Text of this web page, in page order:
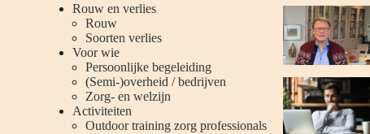
Rouw en verlies
Rouw
Soorten verlies
Voor wie
Persoonlijke begeleiding
(Semi-)overheid / bedrijven
Zorg- en welzijn
Activiteiten
Outdoor training zorg professionals